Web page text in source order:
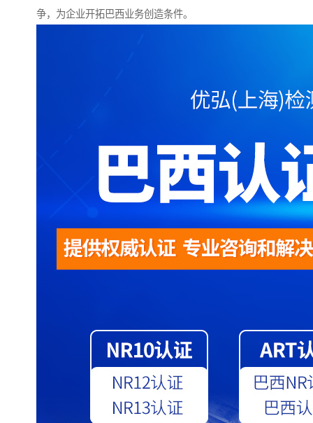
争，为企业开拓巴西业务创造条件。